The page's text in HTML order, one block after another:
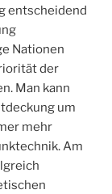
entscheidend
Nationen
der
Man kann
um
mehr
Am